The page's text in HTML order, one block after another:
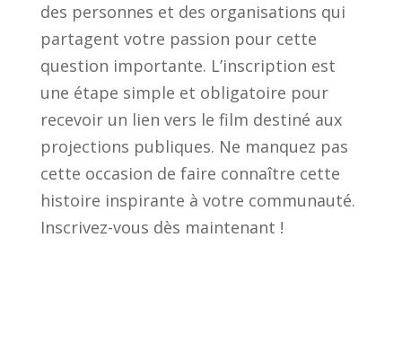
des personnes et des organisations qui
partagent votre passion pour cette
question importante. L’inscription est
une étape simple et obligatoire pour
recevoir un lien vers le film destiné aux
projections publiques. Ne manquez pas
cette occasion de faire connaître cette
histoire inspirante à votre communauté.
Inscrivez-vous dès maintenant !